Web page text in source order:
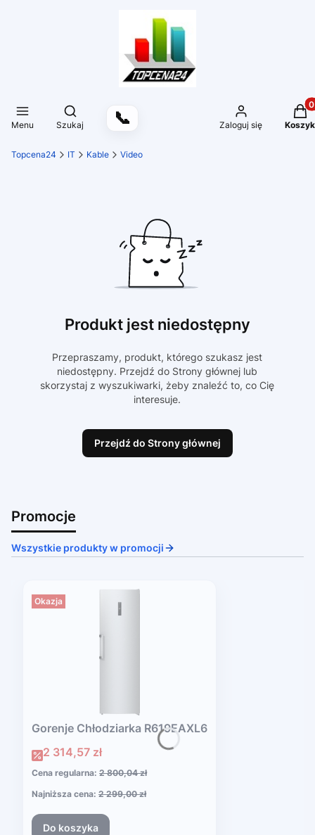
Menu
Otwórz wyszukiwarkę
Szukaj 📞 Zaloguj się Koszyk
Topcena24 IT Kable Video
Produkt jest niedostępny
Przepraszamy, produkt, którego szukasz jest
niedostępny. Przejdź do Strony głównej lub
skorzystaj z wyszukiwarki, żeby znaleźć to, co Cię
interesuje.
Przejdź do Strony głównej
Promocje
Wszystkie produkty w promocji
Okazja
Gorenje Chłodziarka R619EAXL6
Cena promocyjna
2 314,57 zł
Cena regularna: 2 800,04 zł
Najniższa cena: 2 299,00 zł
Do koszyka